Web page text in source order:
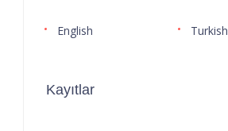
English Turkish
Kayıtlar